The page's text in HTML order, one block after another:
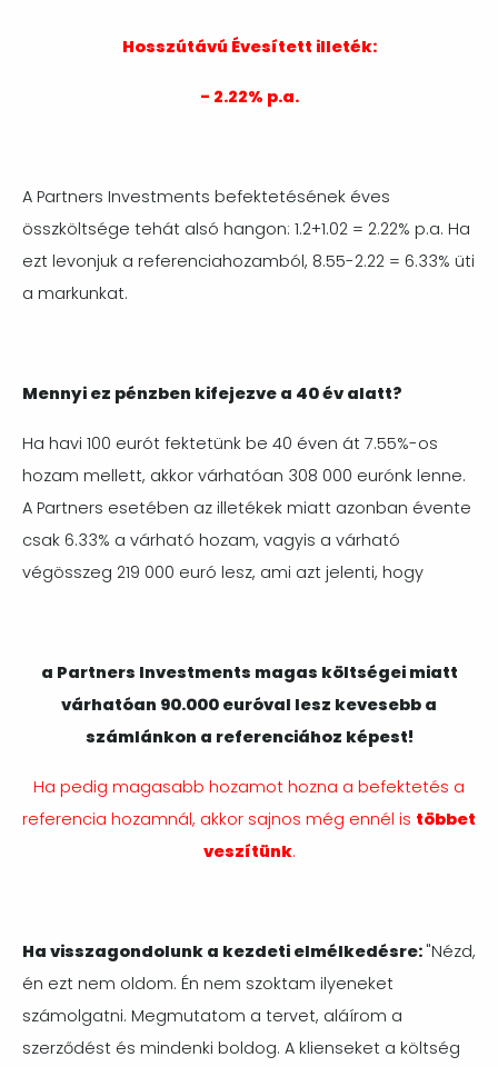
Hosszútávú Évesített illeték:
- 2.22% p.a.
A Partners Investments befektetésének éves
összköltsége tehát alsó hangon: 1.2+1.02 = 2.22% p.a. Ha
ezt levonjuk a referenciahozamból, 8.55-2.22 = 6.33% üti
a markunkat.
Mennyi ez pénzben kifejezve a 40 év alatt?
Ha havi 100 eurót fektetünk be 40 éven át 7.55%-os
hozam mellett, akkor várhatóan 308 000 eurónk lenne.
A Partners esetében az illetékek miatt azonban évente
csak 6.33% a várható hozam, vagyis a várható
végösszeg 219 000 euró lesz, ami azt jelenti, hogy
a Partners Investments magas költségei miatt
várhatóan 90.000 euróval lesz kevesebb a
számlánkon a referenciához képest!
Ha pedig magasabb hozamot hozna a befektetés a
referencia hozamnál, akkor sajnos még ennél is többet
veszítünk.
Ha visszagondolunk a kezdeti elmélkedésre:"Nézd,
én ezt nem oldom. Én nem szoktam ilyeneket
számolgatni. Megmutatom a tervet, aláírom a
szerződést és mindenki boldog. A klienseket a költség